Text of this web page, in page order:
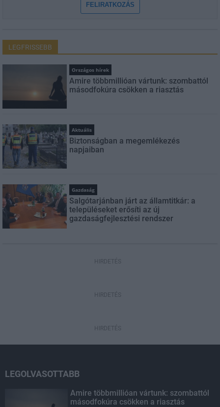
FELIRATKOZÁS
LEGFRISSEBB
Országos hírek
Amire többmillióan vártunk: szombattól
másodfokúra csökken a riasztás
Aktuális
Biztonságban a megemlékezés
napjaiban
Gazdaság
Salgótarjánban járt az államtitkár: a
településeket erősíti az új
gazdaságfejlesztési rendszer
HIRDETÉS
HIRDETÉS
HIRDETÉS
LEGOLVASOTTABB
Amire többmillióan vártunk: szombattól
másodfokúra csökken a riasztás